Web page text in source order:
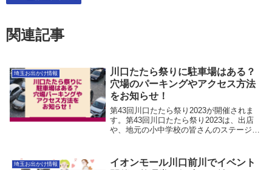
関連記事
埼玉お出かけ情報
川口たたら祭りに駐車場はある？
穴場のパーキングやアクセス方法
をお知らせ！
第43回川口たたら祭り2023が開催されま
す。第43回川口たたら祭り2023は、出店
や、地元の小中学校の皆さんのステージ、
お祭りです。川口オートレース場で開催さ
埼玉お出かけ情報
イオンモール川口前川でイベント